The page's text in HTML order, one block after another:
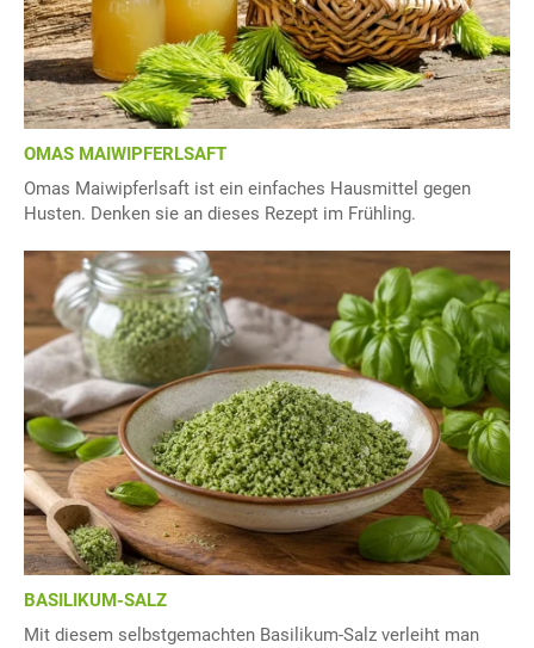
OMAS MAIWIPFERLSAFT
Omas Maiwipferlsaft ist ein einfaches Hausmittel gegen
Husten. Denken sie an dieses Rezept im Frühling.
BASILIKUM-SALZ
Mit diesem selbstgemachten Basilikum-Salz verleiht man